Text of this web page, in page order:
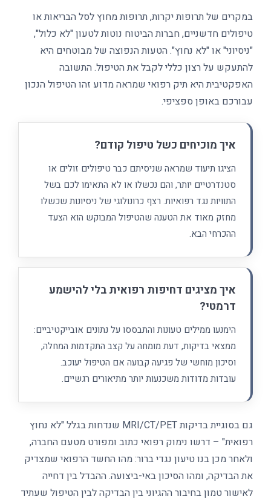
במקרים של תרופות יקרות, תרופות מחוץ לסל הבריאות או
טיפולים חדשניים, חברות הביטוח נוטות לטעון "לא כלול",
"ניסיוני" או "לא נחוץ". הטעות הנפוצה של מבוטחים היא
להתעקש על רצון כללי לקבל את הטיפול. התשובה
האפקטיבית היא תיק רפואי שמראה מדוע זהו הטיפול הנכון
עבורכם באופן ספציפי.
איך מוכיחים כשל טיפול קודם?
הציגו תיעוד שמראה שניסיתם כבר טיפולים זולים או
סטנדרטיים יותר, והם נכשלו או לא התאימו לכם בשל
התוויות נגד רפואיות. רצף כרונולוגי של ניסיונות שכשלו
מחזק מאוד את הטענה שהטיפול המבוקש הוא הצעד
ההכרחי הבא.
איך מציגים דחיפות רפואית בלי להישמע
דרמטי?
הימנעו ממילים טעונות והתבססו על נתונים אובייקטיביים:
ממצאי בדיקות, דעת מומחה על קצב התקדמות המחלה,
וסיכון מוחשי של פגיעה קבועה אם הטיפול יעוכב.
עובדות מדודות משכנעות יותר מתיאורים רגשיים.
גם בסוגיית בדיקות MRI/CT/PET שנדחות בגלל "לא נחוץ
רפואית" – דרשו נימוק רפואי כתוב ומפורט מטעם החברה,
ולאחר מכן בנו טיעון נגדי ברור: מהו החשד הרפואי שמצדיק
את הבדיקה, ומהו הסיכון באי-ביצועה. ההבדל בין דחייה
לאישור טמון בחיבור ההגיוני בין הבדיקה לבין הטיפול שעתיד